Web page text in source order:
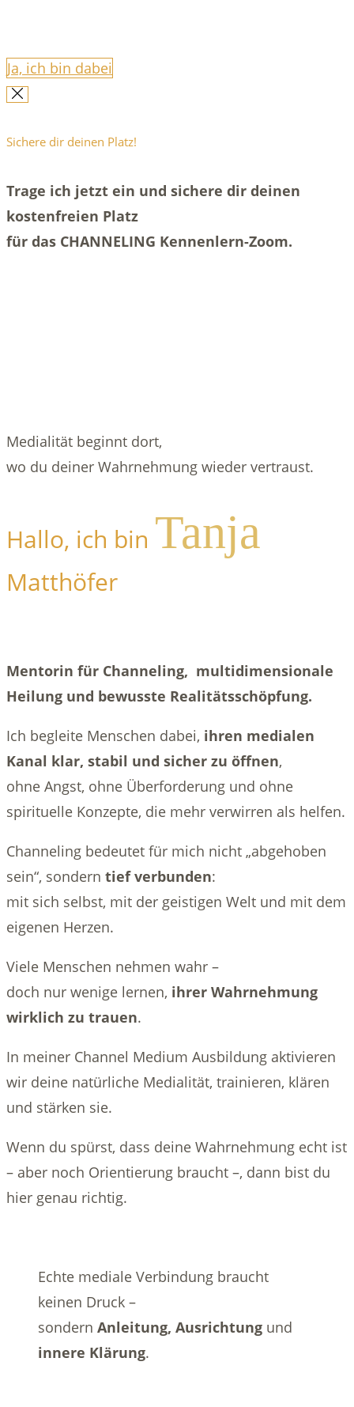
Ja, ich bin dabei
Sichere dir deinen Platz!
Trage ich jetzt ein und sichere dir deinen
kostenfreien Platz
für das CHANNELING Kennenlern-Zoom.
Medialität beginnt dort,
wo du deiner Wahrnehmung wieder vertraust.
Hallo, ich bin Tanja
Matthöfer
Mentorin für Channeling, multidimensionale
Heilung und bewusste Realitätsschöpfung.
Ich begleite Menschen dabei, ihren medialen
Kanal klar, stabil und sicher zu öffnen,
ohne Angst, ohne Überforderung und ohne
spirituelle Konzepte, die mehr verwirren als helfen.
Channeling bedeutet für mich nicht „abgehoben
sein“, sondern tief verbunden:
mit sich selbst, mit der geistigen Welt und mit dem
eigenen Herzen.
Viele Menschen nehmen wahr –
doch nur wenige lernen, ihrer Wahrnehmung
wirklich zu trauen.
In meiner Channel Medium Ausbildung aktivieren
wir deine natürliche Medialität, trainieren, klären
und stärken sie.
Wenn du spürst, dass deine Wahrnehmung echt ist
– aber noch Orientierung braucht –, dann bist du
hier genau richtig.
Echte mediale Verbindung braucht
keinen Druck –
sondern Anleitung, Ausrichtung und
innere Klärung.